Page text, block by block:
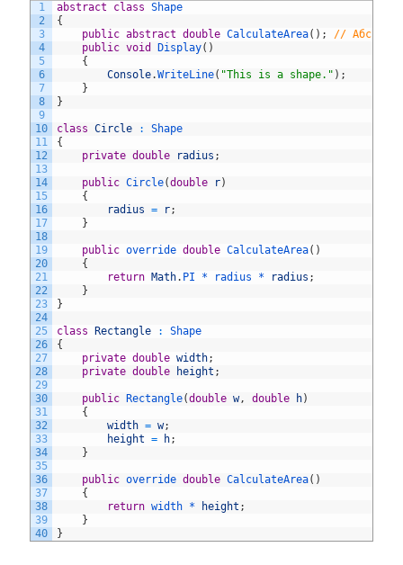
1
2
3
4
5
6
7
8
9
10
11
12
13
14
15
16
17
18
19
20
21
22
23
24
25
26
27
28
29
30
31
32
33
34
35
36
37
38
39
40
abstract class Shape
{
public abstract double CalculateArea( ) ;
//
public void Display( )
{
Console.WriteLine( "This is a shape." ) ;
}
}
class Circle :
Shape
{
private double radius ;
public Circle(double r)
{
radius = r;
}
public override double CalculateArea( )
{
return Math. PI * radius * radius ;
}
}
class Rectangle :
Shape
{
private double width;
private double height ;
public Rectangle(double w, double h)
{
width = w;
height = h;
}
public override double CalculateArea( )
{
return width * height ;
}
}